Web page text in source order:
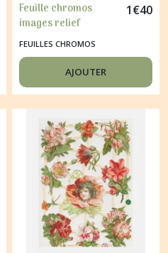
Feuille chromos
images relief
découpage collage
CHAUSSURE DE
ROSES 7118
1€40
FEUILLES CHROMOS
AJOUTER